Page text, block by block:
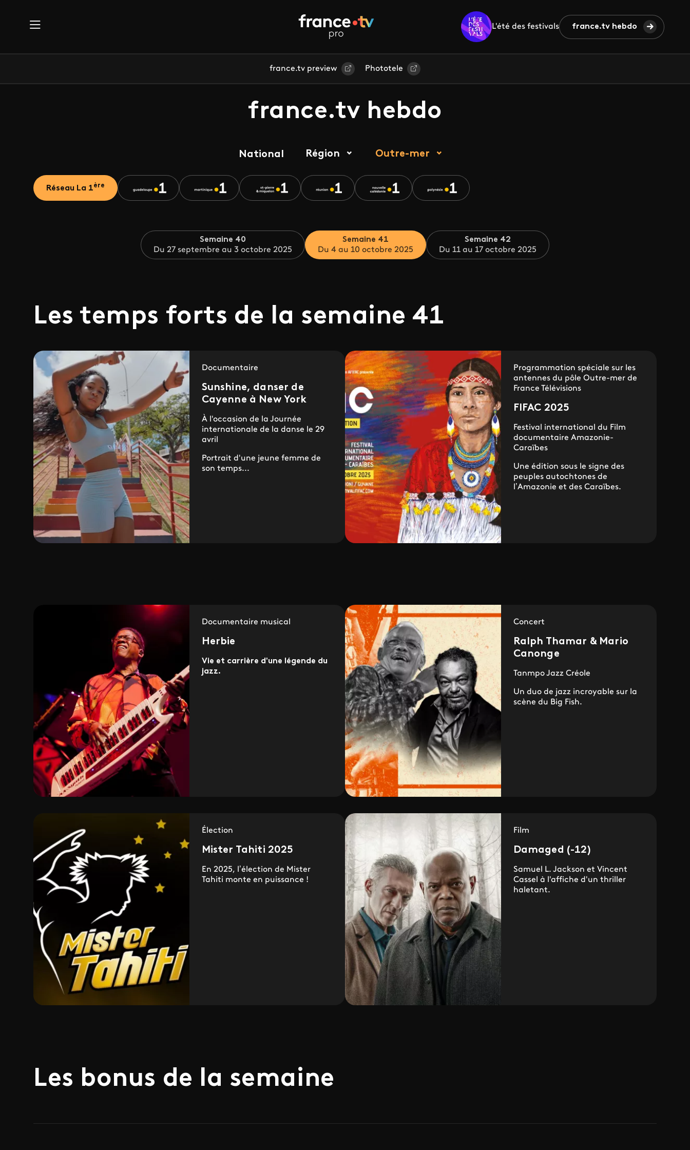
L'été des festivals france.tv hebdo
france.tv preview Phototele
france.tv hebdo
National Région Outre-mer
Réseau La 1ère
Semaine 40
Du 27 septembre au 3 octobre 2025
Semaine 41
Du 4 au 10 octobre 2025
Semaine 42
Du 11 au 17 octobre 2025
Les temps forts de la semaine 41
Documentaire
Sunshine, danser de
Cayenne à New York
À l'occasion de la Journée
internationale de la danse le 29
avril
Portrait d'une jeune femme de
son temps...
Programmation spéciale sur les
antennes du pôle Outre-mer de
France Télévisions
FIFAC 2025
Festival international du Film
documentaire Amazonie-
Caraïbes
Une édition sous le signe des
peuples autochtones de
l’Amazonie et des Caraïbes.
Documentaire musical
Herbie
Vie et carrière d'une légende du
jazz.
Concert
Ralph Thamar & Mario
Canonge
Tanmpo Jazz Créole
Un duo de jazz incroyable sur la
scène du Big Fish.
Élection
Mister Tahiti 2025
En 2025, l’élection de Mister
Tahiti monte en puissance !
Film
Damaged (-12)
Samuel L. Jackson et Vincent
Cassel à l'affiche d'un thriller
haletant.
Les bonus de la semaine